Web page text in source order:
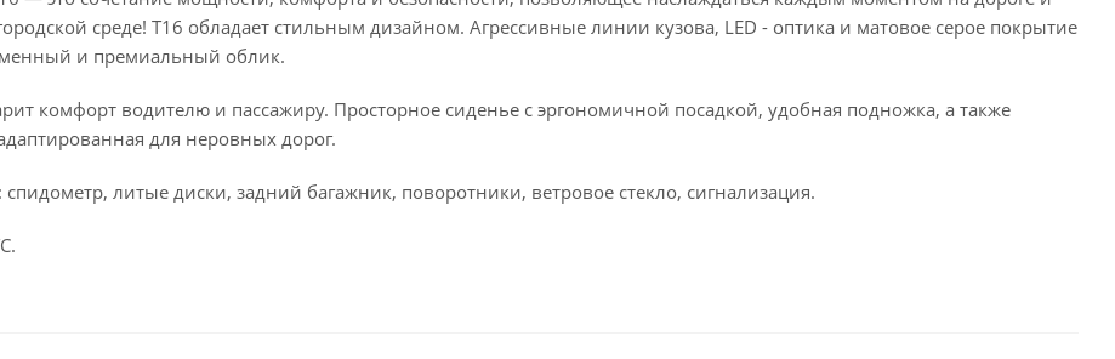
среде! Т16 обладает стильным дизайном. Агрессивные линии кузова, LED - оптика и матовое серое покрытие
и премиальный облик.
комфорт водителю и пассажиру. Просторное сиденье с эргономичной посадкой, удобная подножка, а также
для неровных дорог.
спидометр, литые диски, задний багажник, поворотники, ветровое стекло, сигнализация.